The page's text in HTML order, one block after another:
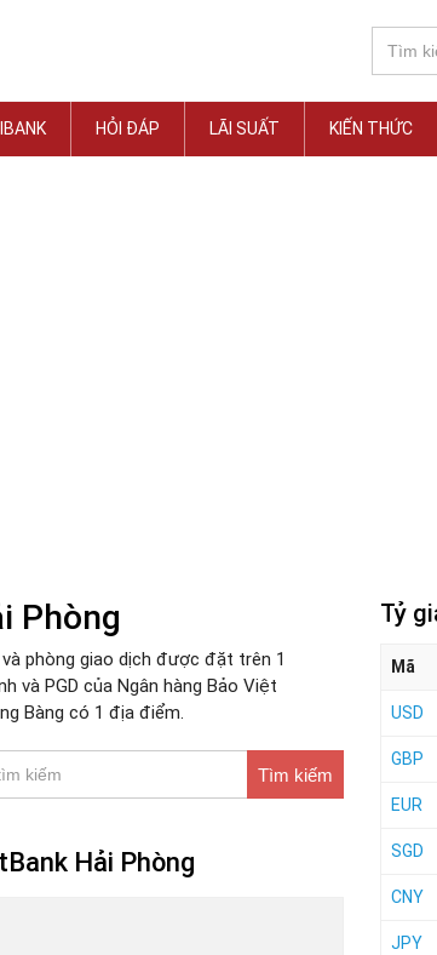
HỎI ĐÁP LÃI SUẤT KIẾN THỨC
Phòng
phòng giao dịch được đặt trên 1
và PGD của Ngân hàng Bảo Việt
Bàng có 1 địa điểm.
Tìm kiếm
Hải Phòng
Tỷ
Mã
USD
GBP
EUR
SGD
CNY
JPY